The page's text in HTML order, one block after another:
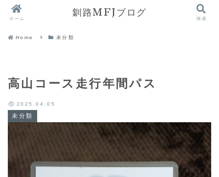
Home 未分類
高山コース走行年間パス
未分類
2025.04.05
ホーム 釧路MFJブログ 検索